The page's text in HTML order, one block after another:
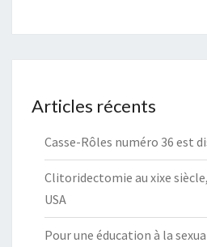
Articles récents
Casse-Rôles numéro 36 est
Clitoridectomie au xixe
USA
Pour une éducation à la